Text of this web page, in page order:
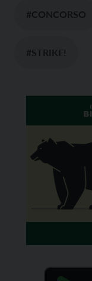
#CONCORSO
#STRIKE!